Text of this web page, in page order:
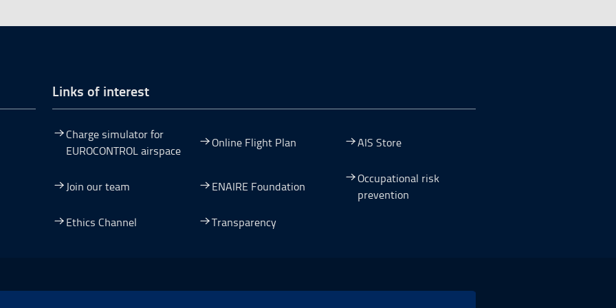
window.
new window.
in a new window.
Links of interest
Charge simulator for
EUROCONTROL airspace
Online Flight Plan AIS Store
Join our team ENAIRE Foundation
Occupational risk
prevention
Ethics Channel
Transparency
y Resiliencia, Open in a new window.